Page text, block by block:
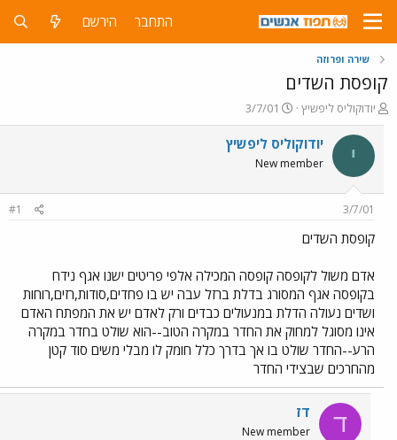
התחבר הירשם
שירה ופרוזה
קופסת השדים
פ
ו
ת
ח
ה
ש
א
יודוקוליס ליפשיץ
פ
ו
ר
ם
3/7/01
י יודוקוליס ליפשיץ
New member
3/7/01
#1
קופסת השדים
אדם משול לקופסה קופסה המכילה אלפי פריטים ישנו אגף נידח
בקופסה אגף המסורג בדלת ברזל עבה יש בו פחדים,סודות,רזים,רוחות
ושדים נעולה הדלת במנעולים כבדים ורק לאדם יש את המפתח האדם
אינו מסוגל למחוק את החדר במקרה הטוב--הוא שולט בחדר במקרה
הרע--החדר שולט בו אך בדרך כלל חומק לו מבלי משים סוד קטן
מהחרכים שבצידי החדר
ד דז
New member